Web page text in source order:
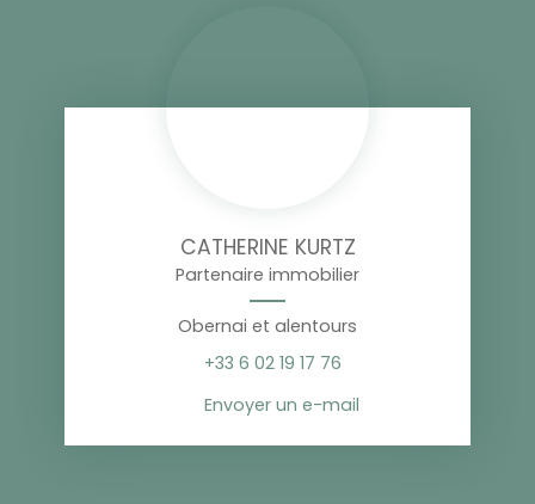
CATHERINE KURTZ
Partenaire immobilier
Obernai et alentours
+33 6 02 19 17 76
Envoyer un e-mail